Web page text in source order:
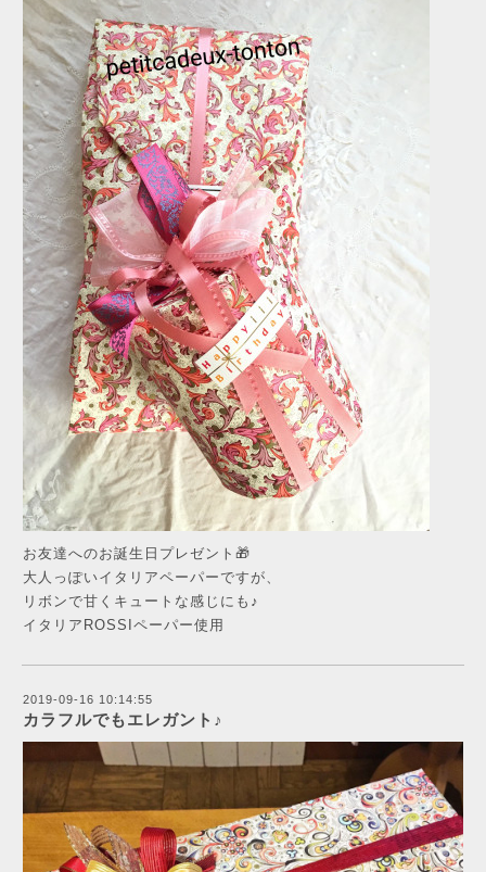
お友達へのお誕生日プレゼント🎁
大人っぽいイタリアペーパーですが、
リボンで甘くキュートな感じにも♪
イタリアROSSIペーパー使用
2019-09-16 10:14:55
カラフルでもエレガント♪